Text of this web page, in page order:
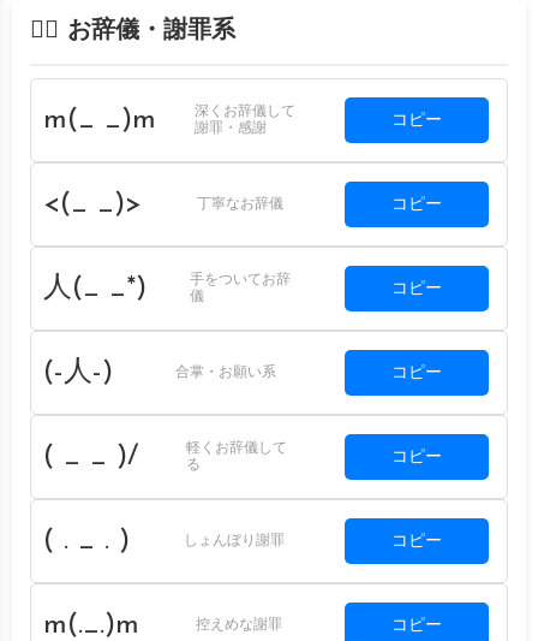
🙇‍♂️ お辞儀・謝罪系
m(_ _)m
深くお辞儀して
謝罪・感謝
コピー
<(_ _)> 丁寧なお辞儀 コピー
人(_ _*)
手をついてお辞
儀
コピー
(-人-) 合掌・お願い系 コピー
( _ _ )/
軽くお辞儀して
る
コピー
( . _ . ) しょんぼり謝罪 コピー
m(._.)m 控えめな謝罪 コピー